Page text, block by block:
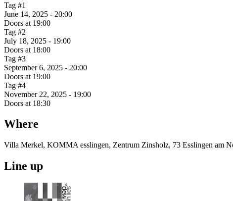
Tag #1
June 14, 2025 - 20:00
Doors at 19:00
Tag #2
July 18, 2025 - 19:00
Doors at 18:00
Tag #3
September 6, 2025 - 20:00
Doors at 19:00
Tag #4
November 22, 2025 - 19:00
Doors at 18:30
Where
Villa Merkel, KOMMA esslingen, Zentrum Zinsholz, 73 Esslingen am
Line up